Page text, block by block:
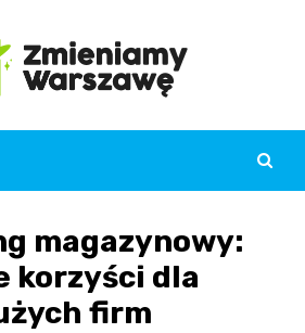
magazynowy:
korzyści dla
firm